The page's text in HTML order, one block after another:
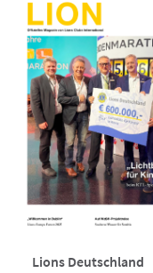
Lions Deutschland